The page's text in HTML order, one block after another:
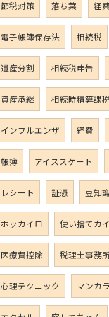
節税対策 落ち葉 経
電子帳簿保存法 相続税
遺産分割 相続税申告
資産承継 相続時精算課
インフルエンザ 経費
帳簿 アイススケート
レシート 証憑 豆知識
ホッカイロ 使い捨てカ
医療費控除 税理士事務
心理テクニック マンカラ